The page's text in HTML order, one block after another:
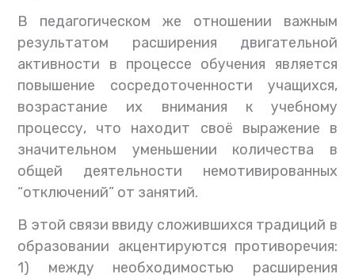
В педагогическом же отношении важным
результатом расширения двигательной
активности в процессе обучения является
повышение сосредоточенности учащихся,
возрастание их внимания к учебному
процессу, что находит своё выражение в
значительном уменьшении количества в
общей деятельности немотивированных
“отключений” от занятий.
В этой связи ввиду сложившихся традиций в
образовании акцентируются противоречия:
1) между необходимостью расширения